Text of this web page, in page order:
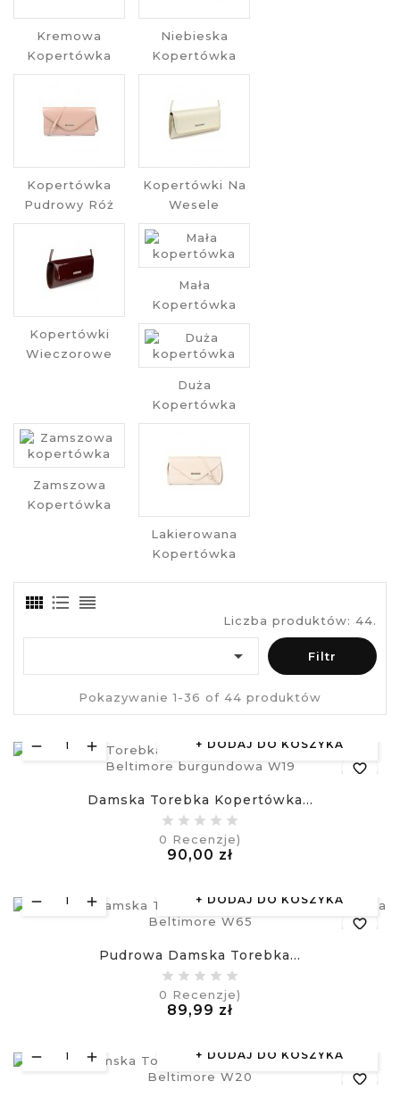
Kremowa
Kopertówka
Niebieska
Kopertówka
Kopertówka
Pudrowy Róż
Kopertówki Na
Wesele
Kopertówki
Wieczorowe
Mała
Kopertówka
Duża
Kopertówka
Zamszowa
Kopertówka
Lakierowana
Kopertówka
Liczba produktów: 44.
 Filtr
Pokazywanie 1-36 of 44 produktów
DODAJ DO KOSZYKA
favorite_border
Damska Torebka Kopertówka...
0 Recenzje)
90,00 zł
DODAJ DO KOSZYKA
favorite_border
Pudrowa Damska Torebka...
0 Recenzje)
89,99 zł
DODAJ DO KOSZYKA
favorite_border